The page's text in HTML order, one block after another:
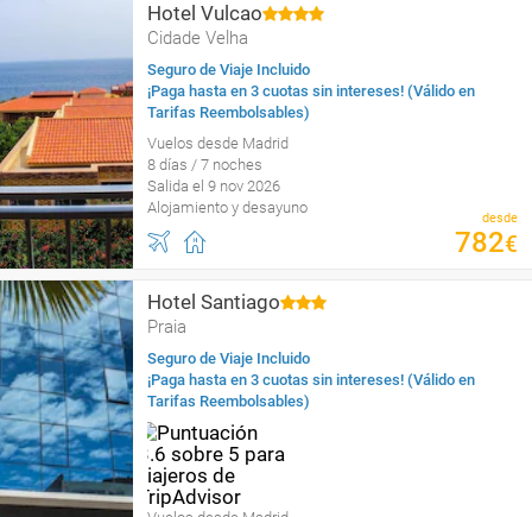
Hotel Vulcao
Cidade Velha
Seguro de Viaje Incluido
¡Paga hasta en 3 cuotas sin intereses! (Válido en
Tarifas Reembolsables)
Vuelos desde Madrid
8 días / 7 noches
Salida el 9 nov 2026
Alojamiento y desayuno
desde
782€
Hotel Santiago
Praia
Seguro de Viaje Incluido
¡Paga hasta en 3 cuotas sin intereses! (Válido en
Tarifas Reembolsables)